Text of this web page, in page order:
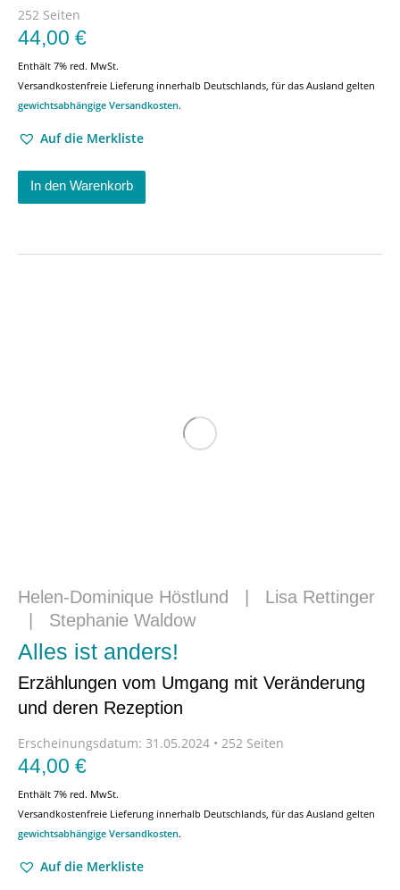
252 Seiten
44,00 €
Enthält 7% red. MwSt.
Versandkostenfreie Lieferung innerhalb Deutschlands, für das Ausland gelten
gewichtsabhängige Versandkosten.
Auf die Merkliste
In den Warenkorb
Helen-Dominique Höstlund
Lisa Rettinger
Stephanie Waldow
Alles ist anders!
Erzählungen vom Umgang mit Veränderung
und deren Rezeption
Erscheinungsdatum: 31.05.2024 • 252 Seiten
44,00 €
Enthält 7% red. MwSt.
Versandkostenfreie Lieferung innerhalb Deutschlands, für das Ausland gelten
gewichtsabhängige Versandkosten.
Auf die Merkliste